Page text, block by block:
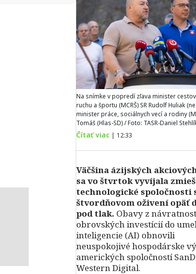
Na snímke v popredí zľava minister
ruchu a športu (MCRŠ) SR Rudolf Huliak
minister práce, sociálnych vecí a rodiny
Tomáš (Hlas-SD) / Foto: TASR-Daniel
Čítať viac | 12:33
Väčšina ázijských
sa vo štvrtok vyvíjala
technologické spoločnosti
štvordňovom oživení opäť
pod tlak. Obavy z
obrovských investícií do
inteligencie (AI) obnovili
neuspokojivé hospodárske
amerických spoločností
Western Digital.